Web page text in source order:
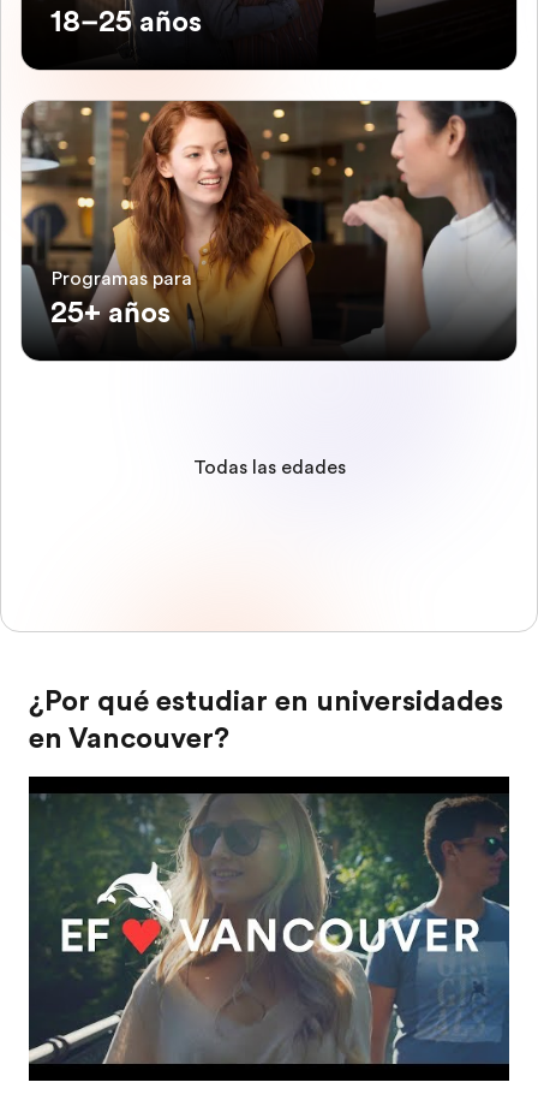
18–25 años
Programas para
25+ años
Todas las edades
¿Por qué estudiar en universidades
en Vancouver?